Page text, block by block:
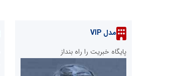
مدل VIP
پایگاه خبریت را راه بنداز